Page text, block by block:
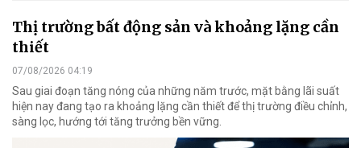
Thị trường bất động sản và khoảng lặng cần
thiết
07/08/2026 04:19
Sau giai đoạn tăng nóng của những năm trước, mặt bằng lãi suất
hiện nay đang tạo ra khoảng lặng cần thiết để thị trường điều chỉnh,
sàng lọc, hướng tới tăng trưởng bền vững.